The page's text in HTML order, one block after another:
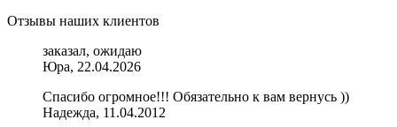
Отзывы наших клиентов
заказал, ожидаю
Юра, 22.04.2026
Спасибо огромное!!! Обязательно к вам вернусь ))
Надежда, 11.04.2012